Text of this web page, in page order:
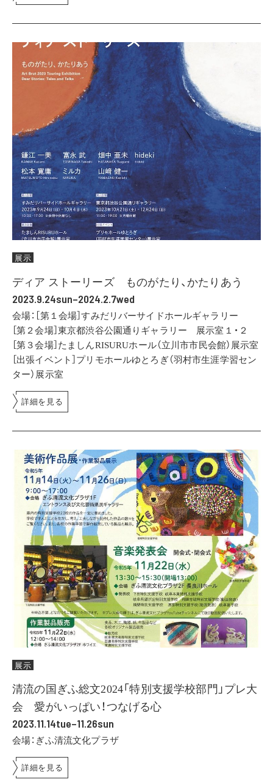
展示
ディア ストーリーズ ものがたり、かたりあう
2023.9.24sun–2024.2.7wed
会場：［第１会場］すみだリバーサイドホールギャラリー
［第２会場］東京都渋谷公園通りギャラリー 展示室１・２
［第３会場］たましんRISURUホール（立川市市民会館）展示室
［出張イベント］プリモホールゆとろぎ（羽村市生涯学習セン
ター）展示室
詳細を見る
展示
清流の国ぎふ総文2024「特別支援学校部門」プレ大
会 愛がいっぱい！つなげる心
2023.11.14tue–11.26sun
会場：ぎふ清流文化プラザ
詳細を見る